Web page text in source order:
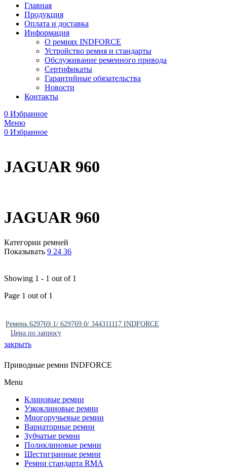
Главная
Продукция
Оплата и доставка
Информация
О ремнях INDFORCE
Устройство ремня и стандарты
Обслуживание ременного привода
Сертификаты
Гарантийные обязательства
Новости
Контакты
0 Избранное
Меню
0 Избранное
JAGUAR 960
JAGUAR 960
Категории ремней
Показывать 9 24 36
Showing 1 - 1 out of 1
Page 1 out of 1
Ремень 629769.1/ 629769.0/ 344311117 INDFORCE
Цена по запросу
закрыть
Приводные ремни INDFORCE
Menu
Клиновые ремни
Узкоклиновые ремни
Многоручьевые ремни
Вариаторные ремни
Зубчатые ремни
Поликлиновые ремни
Шестигранные ремни
Ремни стандарта RMA